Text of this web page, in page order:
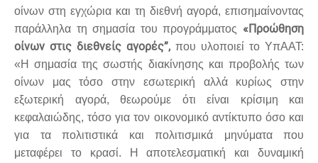
οίνων στη εγχώρια και τη διεθνή αγορά, επισημαίνοντας
παράλληλα τη σημασία του προγράμματος «Προώθηση
οίνων στις διεθνείς αγορές”, που υλοποιεί το ΥπΑΑΤ:
«Η σημασία της σωστής διακίνησης και προβολής των
οίνων μας τόσο στην εσωτερική αλλά κυρίως στην
εξωτερική αγορά, θεωρούμε ότι είναι κρίσιμη και
κεφαλαιώδης, τόσο για τον οικονομικό αντίκτυπο όσο και
για τα πολιτιστικά και πολιτισμικά μηνύματα που
μεταφέρει το κρασί. Η αποτελεσματική και δυναμική